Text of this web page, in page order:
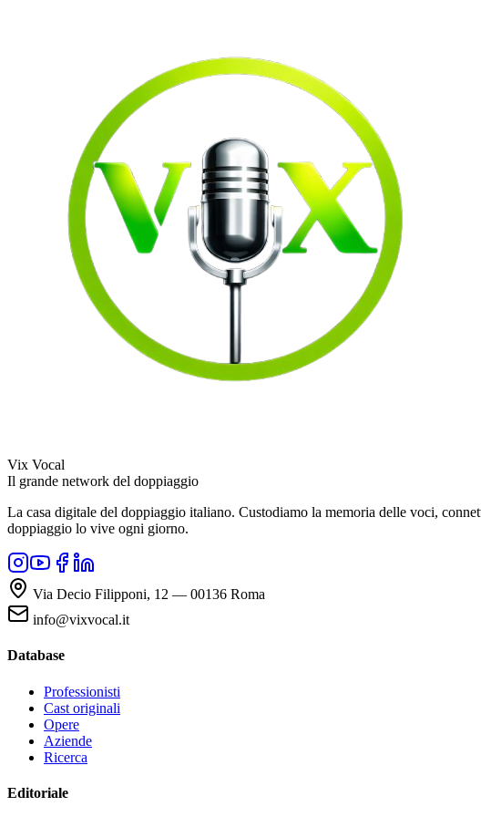
Vix Vocal
Il grande network del doppiaggio
La casa digitale del doppiaggio italiano. Custodiamo la memoria delle voci,
doppiaggio lo vive ogni giorno.
Via Decio Filipponi, 12 — 00136 Roma
info@vixvocal.it
Database
Professionisti
Cast originali
Opere
Aziende
Ricerca
Editoriale